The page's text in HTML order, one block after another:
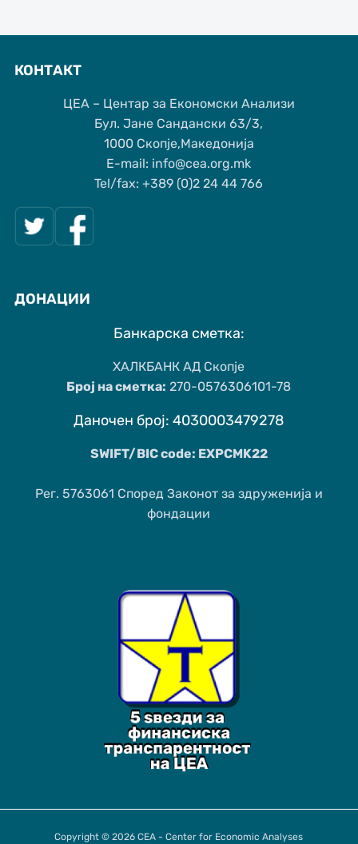
КОНТАКТ
ЦЕА – Центар за Економски Анализи
Бул. Јане Сандански 63/3,
1000 Скопје,Македонија
Е-mail: info@cea.org.mk
Tel/fax: +389 (0)2 24 44 766
ДОНАЦИИ
Банкарска сметка:
ХАЛКБАНК АД Скопје
Број на сметка: 270-0576306101-78
Даночен број: 4030003479278
SWIFT/BIC code: EXPCMK22
Рег. 5763061 Според Законот за здруженија и
фондации
Copyright © 2026 CEA - Center for Economic Analyses